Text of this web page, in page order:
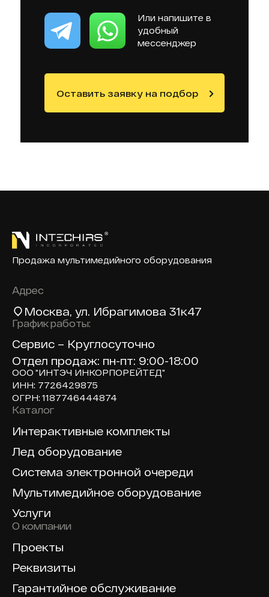
Или напишите в
удобный
мессенджер
Оставить заявку на подбор
Продажа мультимедийного оборудования
Адрес
Москва, ул. Ибрагимова 31к47
График работы:
Сервис – Круглосуточно
Отдел продаж: пн-пт: 9:00-18:00
ООО "ИНТЭЧ ИНКОРПОРЕЙТЕД"
ИНН: 7726429875
ОГРН: 1187746444874
Доп навигация по сайту
Каталог
Интерактивные комплекты
Лед оборудование
Система электронной очереди
Мультимедийное оборудование
Услуги
О компании
Проекты
Реквизиты
Гарантийное обслуживание